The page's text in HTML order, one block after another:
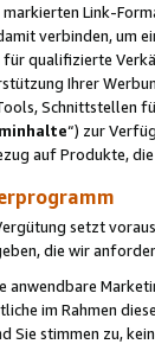
Link-
verbinden,
für qualifizierte
Ihrer
“) zur
auf Produkte,
setzt
die wir
anwendbare
im Rahmen
stimmen zu,